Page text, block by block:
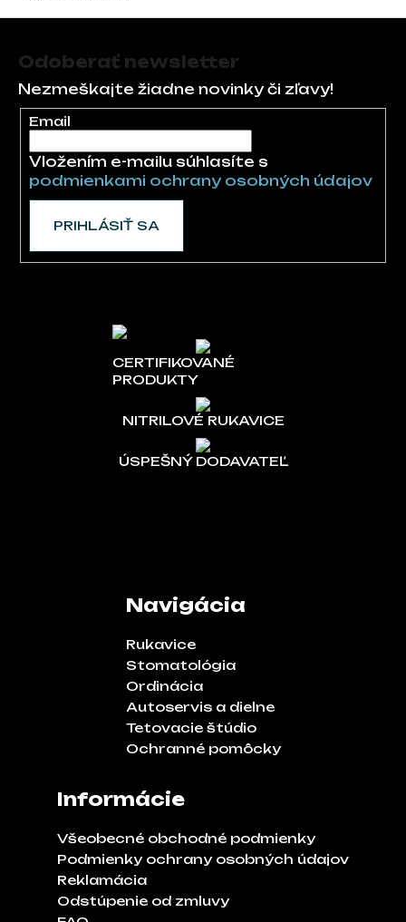
Odoberať newsletter
Nezmeškajte žiadne novinky či zľavy!
Email
Vložením e-mailu súhlasíte s
podmienkami ochrany osobných údajov
PRIHLÁSIŤ SA
CERTIFIKOVANÉ
PRODUKTY
NITRILOVÉ RUKAVICE
ÚSPEŠNÝ DODAVATEĽ
Navigácia
Rukavice
Stomatológia
Ordinácia
Autoservis a dielne
Tetovacie štúdio
Ochranné pomôcky
Informácie
Všeobecné obchodné podmienky
Podmienky ochrany osobných údajov
Reklamácia
Odstúpenie od zmluvy